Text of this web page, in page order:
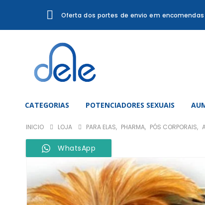
Oferta dos portes de envio em
CATEGORIAS POTENCIADORES SEXUAIS
INICIO LOJA PARA ELAS, PHARMA, PÓS CORPORAIS,
WhatsApp